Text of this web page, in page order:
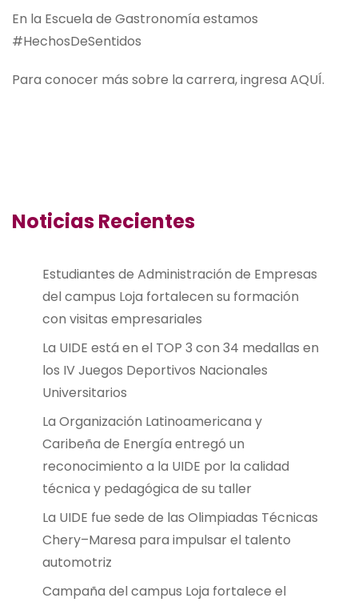
En la Escuela de Gastronomía estamos
#HechosDeSentidos
Para conocer más sobre la carrera, ingresa AQUÍ.
Noticias Recientes
Estudiantes de Administración de Empresas
del campus Loja fortalecen su formación
con visitas empresariales
La UIDE está en el TOP 3 con 34 medallas en
los IV Juegos Deportivos Nacionales
Universitarios
La Organización Latinoamericana y
Caribeña de Energía entregó un
reconocimiento a la UIDE por la calidad
técnica y pedagógica de su taller
La UIDE fue sede de las Olimpiadas Técnicas
Chery–Maresa para impulsar el talento
automotriz
Campaña del campus Loja fortalece el